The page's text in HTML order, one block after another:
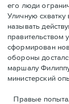
его люди
Уличную схватку
называть
правительством
сформирован
обороны
маршалу
министерский
Правые